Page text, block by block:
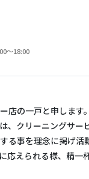
～18:00
店の一戸と申します
、クリーニングサー
る事を理念に掲げ活
応えられる様、精一